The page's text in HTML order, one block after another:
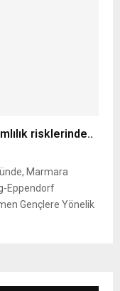
risklerinde..
Marmara
Eppendorf
Gençlere Yönelik